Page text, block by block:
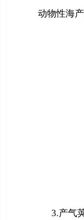
动物性海
3.产气